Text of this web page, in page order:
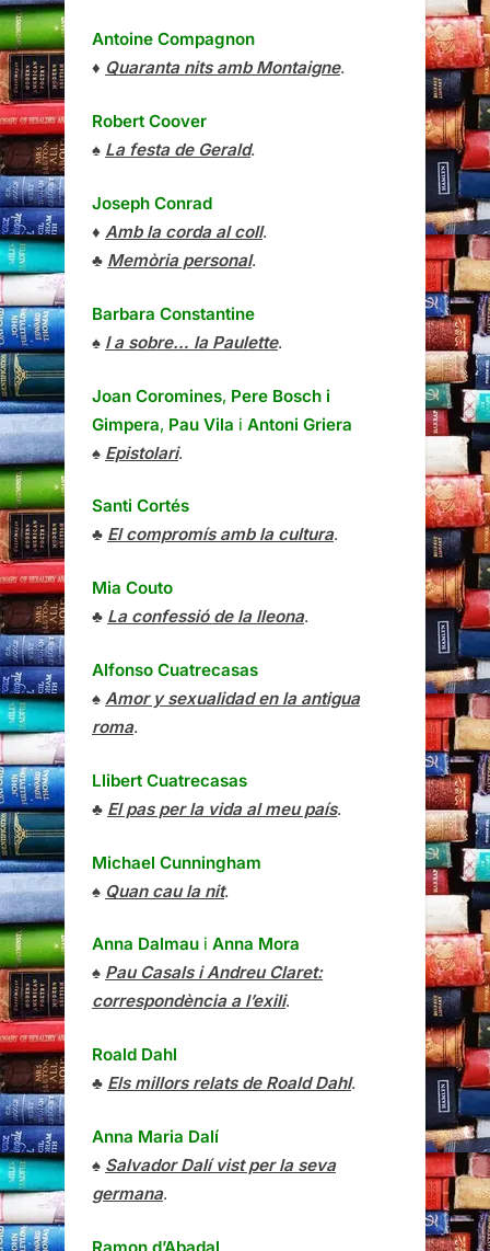
Antoine Compagnon
♦ Quaranta nits amb Montaigne.
Robert Coover
♠ La festa de Gerald.
Joseph Conrad
♦ Amb la corda al coll.
♣ Memòria personal.
Barbara Constantine
♠ I a sobre… la Paulette.
Joan Coromines, Pere Bosch i
Gimpera, Pau Vila i Antoni Griera
♠ Epistolari.
Santi Cortés
♣ El compromís amb la cultura.
Mia Couto
♣ La confessió de la lleona.
Alfonso Cuatrecasas
♠ Amor y sexualidad en la antigua
roma.
Llibert Cuatrecasas
♣ El pas per la vida al meu país.
Michael Cunningham
♠ Quan cau la nit.
Anna Dalmau i Anna Mora
♠ Pau Casals i Andreu Claret:
correspondència a l’exili.
Roald Dahl
♣ Els millors relats de Roald Dahl.
Anna Maria Dalí
♠ Salvador Dalí vist per la seva
germana.